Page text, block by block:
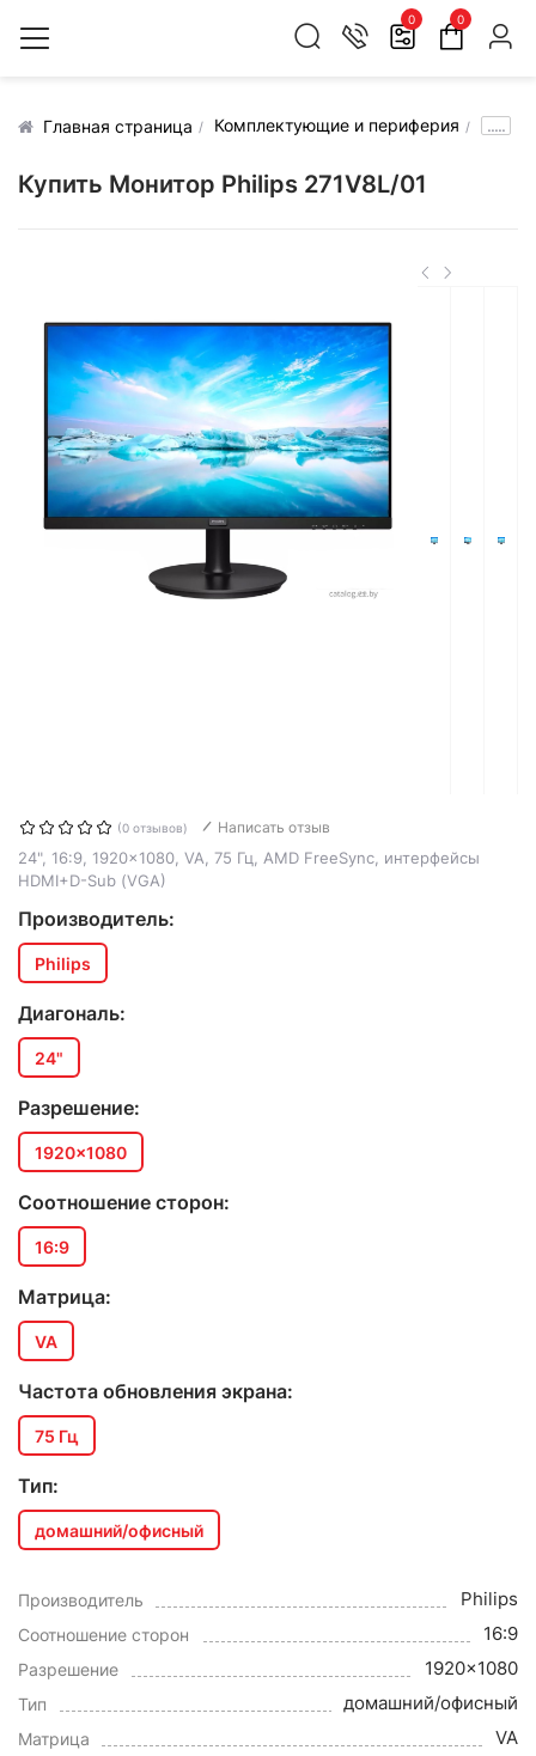
0 0
Главная страница Комплектующие и периферия .....
Купить Монитор Philips 271V8L/01
(0 отзывов) Написать отзыв
24", 16:9, 1920x1080, VA, 75 Гц, AMD FreeSync, интерфейсы
HDMI+D-Sub (VGA)
Производитель:
Philips
Диагональ:
24"
Разрешение:
1920x1080
Соотношение сторон:
16:9
Матрица:
VA
Частота обновления экрана:
75 Гц
Тип:
домашний/офисный
Производитель Philips
Соотношение сторон 16:9
Разрешение 1920x1080
Тип домашний/офисный
Матрица VA